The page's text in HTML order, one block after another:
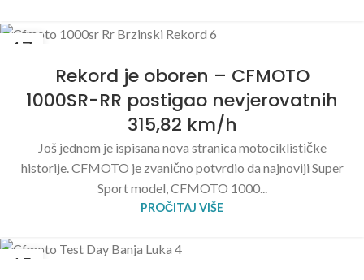
17
Rekord je oboren – CFMOTO
1000SR-RR postigao nevjerovatnih
315,82 km/h
Još jednom je ispisana nova stranica motociklističke
historije. CFMOTO je zvanično potvrdio da najnoviji Super
Sport model, CFMOTO 1000...
PROČITAJ VIŠE
15